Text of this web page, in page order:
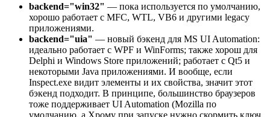
backend="win32" — пока используется по умолчанию,
хорошо работает с MFC, WTL, VB6 и другими legacy
приложениями.
backend="uia" — новый бэкенд для MS UI Automation:
идеально работает с WPF и WinForms; также хорош для
Delphi и Windows Store приложений; работает с Qt5 и
некоторыми Java приложениями. И вообще, если
Inspect.exe видит элементы и их свойства, значит этот
бэкенд подходит. В принципе, большинство браузеров
тоже поддерживает UI Automation (Mozilla по
умолчанию, а Хрому при запуске нужно скормить ключ